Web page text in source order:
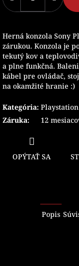
Herná konzola Sony
zárukou. Konzola je
tekutý kov a
a plne funkčná.
kábel pre ovládač,
na okamžité hranie :)
Kategória:
Záruka: 12
OPÝTAŤ SA
Popis